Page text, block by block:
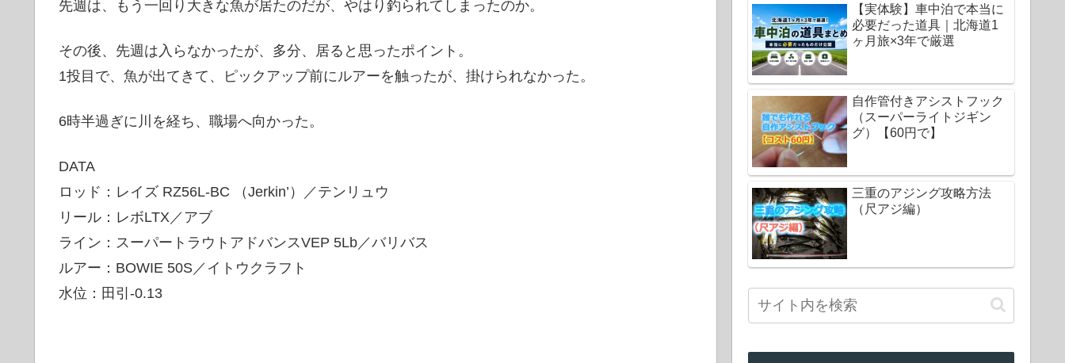
先週は、もう一回り大きな魚が居たのだが、やはり釣られてしまったのか。
その後、先週は入らなかったが、多分、居ると思ったポイント。
1投目で、魚が出てきて、ピックアップ前にルアーを触ったが、掛けられなかった。
6時半過ぎに川を経ち、職場へ向かった。
DATA
ロッド：レイズ RZ56L-BC （Jerkin’）／テンリュウ
リール：レボLTX／アブ
ライン：スーパートラウトアドバンスVEP 5Lb／バリバス
ルアー：BOWIE 50S／イトウクラフト
水位：田引-0.13
【実体験】車中泊で本当に
必要だった道具｜北海道1
ヶ月旅×3年で厳選
自作管付きアシストフック
（スーパーライトジギン
グ）【60円で】
三重のアジング攻略方法
（尺アジ編）